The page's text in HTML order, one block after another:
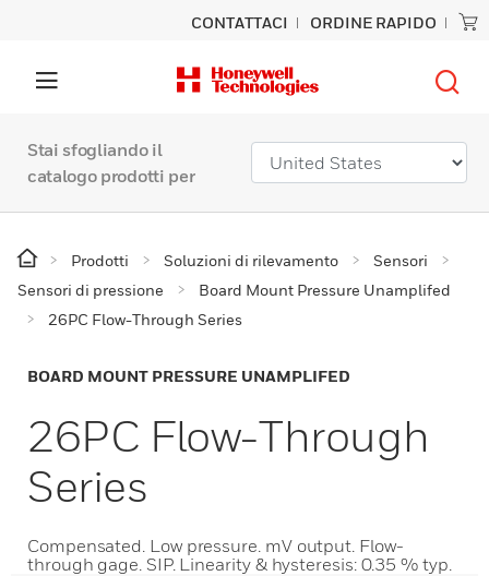
CONTATTACI ORDINE RAPIDO
Stai sfogliando il
catalogo prodotti per
Prodotti Soluzioni di rilevamento
Sensori
Sensori di pressione
Board Mount Pressure Unamplifed
26PC Flow-Through Series
BOARD MOUNT PRESSURE UNAMPLIFED
26PC Flow-Through
Series
Compensated. Low pressure. mV output. Flow-
through gage. SIP. Linearity & hysteresis: 0.35 % typ.